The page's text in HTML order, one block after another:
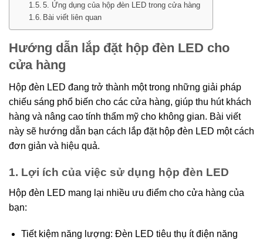
5. Ứng dụng của hộp đèn LED trong cửa hàng
Bài viết liên quan
Hướng dẫn lắp đặt hộp đèn LED cho
cửa hàng
Hộp đèn LED đang trở thành một trong những giải pháp
chiếu sáng phổ biến cho các cửa hàng, giúp thu hút khách
hàng và nâng cao tính thẩm mỹ cho không gian. Bài viết
này sẽ hướng dẫn bạn cách lắp đặt hộp đèn LED một cách
đơn giản và hiệu quả.
1. Lợi ích của việc sử dụng hộp đèn LED
Hộp đèn LED mang lại nhiều ưu điểm cho cửa hàng của
bạn:
Tiết kiệm năng lượng: Đèn LED tiêu thụ ít điện năng